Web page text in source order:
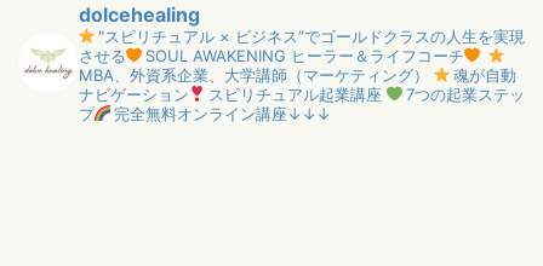
dolcehealing
"スピリチュアル × ビジネス”でゴールドクラスの人生を実現
させる
SOUL AWAKENING ヒーラー＆ライフコーチ
MBA、外資系企業、大学講師（マーケティング）
魂が自動
ナビゲーション
スピリチュアル起業講座
7つの起業ステッ
プ
完全無料オンライン講座↓↓↓